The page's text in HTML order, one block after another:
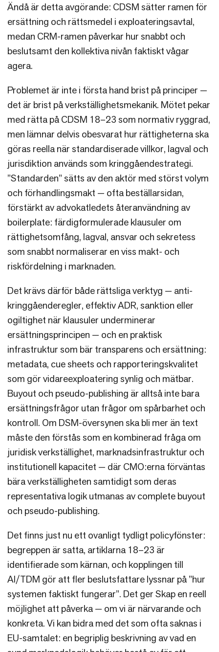
Ändå är detta avgörande: CDSM sätter ramen för
ersättning och rättsmedel i exploateringsavtal,
medan CRM-ramen påverkar hur snabbt och
beslutsamt den kollektiva nivån faktiskt vågar
agera.
Problemet är inte i första hand brist på principer —
det är brist på verkställighetsmekanik. Mötet pekar
med rätta på CDSM 18–23 som normativ ryggrad,
men lämnar delvis obesvarat hur rättigheterna ska
göras reella när standardiserade villkor, lagval och
jurisdiktion används som kringgåendestrategi.
”Standarden” sätts av den aktör med störst volym
och förhandlingsmakt — ofta beställarsidan,
förstärkt av advokatledets återanvändning av
boilerplate: färdigformulerade klausuler om
rättighetsomfång, lagval, ansvar och sekretess
som snabbt normaliserar en viss makt- och
riskfördelning i marknaden.
Det krävs därför både rättsliga verktyg — anti-
kringgåenderegler, effektiv ADR, sanktion eller
ogiltighet när klausuler underminerar
ersättningsprincipen — och en praktisk
infrastruktur som bär transparens och ersättning:
metadata, cue sheets och rapporteringskvalitet
som gör vidareexploatering synlig och mätbar.
Buyout och pseudo-publishing är alltså inte bara
ersättningsfrågor utan frågor om spårbarhet och
kontroll. Om DSM-översynen ska bli mer än text
måste den förstås som en kombinerad fråga om
juridisk verkställighet, marknadsinfrastruktur och
institutionell kapacitet — där CMO:erna förväntas
bära verkställigheten samtidigt som deras
representativa logik utmanas av complete buyout
och pseudo-publishing.
Det finns just nu ett ovanligt tydligt policyfönster:
begreppen är satta, artiklarna 18–23 är
identifierade som kärnan, och kopplingen till
AI/TDM gör att fler beslutsfattare lyssnar på ”hur
systemen faktiskt fungerar”. Det ger Skap en reell
möjlighet att påverka — om vi är närvarande och
konkreta. Vi kan bidra med det som ofta saknas i
EU-samtalet: en begriplig beskrivning av vad en